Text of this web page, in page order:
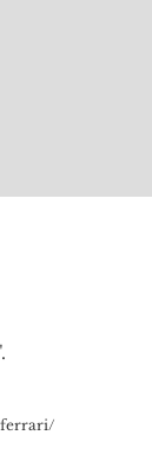
ferrari/